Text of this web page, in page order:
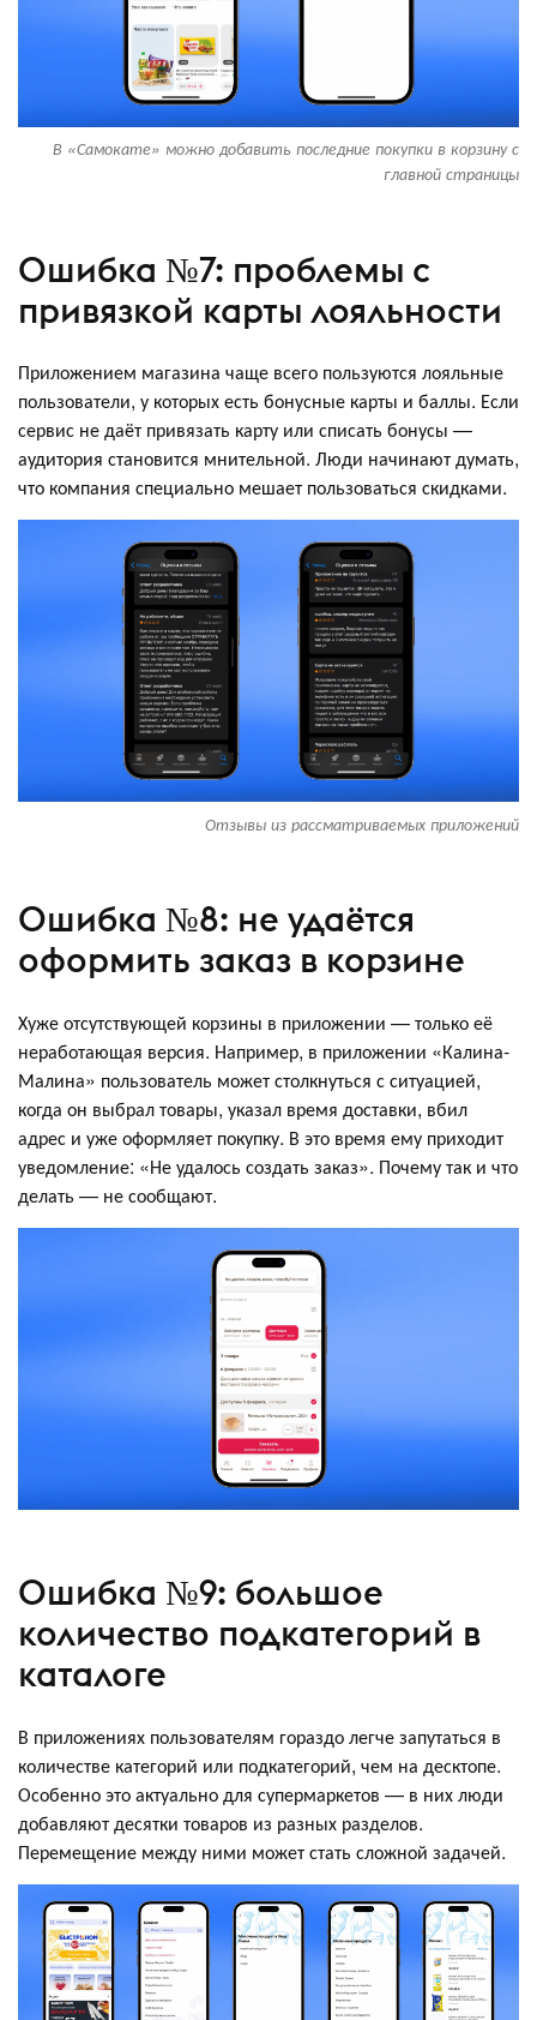
В «Самокате» можно добавить последние покупки в корзину с
главной страницы
Ошибка №7: проблемы с
привязкой карты лояльности
Приложением магазина чаще всего пользуются лояльные
пользователи, у которых есть бонусные карты и баллы. Если
сервис не даёт привязать карту или списать бонусы —
аудитория становится мнительной. Люди начинают думать,
что компания специально мешает пользоваться скидками.
Отзывы из рассматриваемых приложений
Ошибка №8: не удаётся
оформить заказ в корзине
Хуже отсутствующей корзины в приложении — только её
неработающая версия. Например, в приложении «Калина-
Малина» пользователь может столкнуться с ситуацией,
когда он выбрал товары, указал время доставки, вбил
адрес и уже оформляет покупку. В это время ему приходит
уведомление: «Не удалось создать заказ». Почему так и что
делать — не сообщают.
Ошибка №9: большое
количество подкатегорий в
каталоге
​​В приложениях пользователям гораздо легче запутаться в
количестве категорий или подкатегорий, чем на десктопе.
Особенно это актуально для супермаркетов — в них люди
добавляют десятки товаров из разных разделов.
Перемещение между ними может стать сложной задачей.